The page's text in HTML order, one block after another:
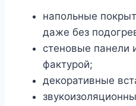
напольные
даже без
стеновые панели
фактурой;
декоративные